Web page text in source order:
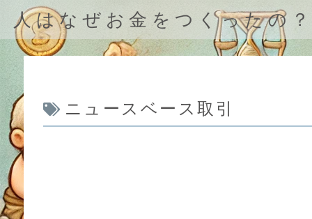
人はなぜお金をつくったの
ニュースベース取引